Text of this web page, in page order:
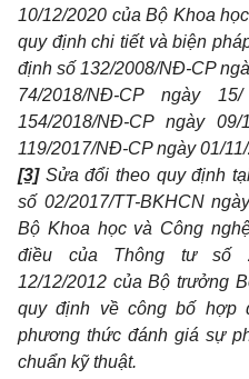
10/12/2020 của Bộ Khoa
quy định chi tiết và biện
định số 132/2008/NĐ-CP
74/2018/NĐ-CP ngày
154/2018/NĐ-CP ngày
119/2017/NĐ-CP ngày 01/11
[3]Sửa đổi theo quy định
số 02/2017/TT-BKHCN
Bộ Khoa học và Công
điều của Thông tư số
12/12/2012 của Bộ trưởng
quy định vềcôngbố hợp
phương thức đánh giá sự
chuẩn kỹ thuật.